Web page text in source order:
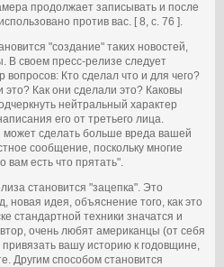
продолжает записывать и после
против вас. [ 8, c. 76 ].
"создание" таких новостей,
В своем пресс-релизе следует
вопросов: Кто сделал что и для чего?
это? Как они сделали это? Каковы
нейтральный характер
его от третьего лица.
сделать больше вреда вашей
сообщение, поскольку многие
вам есть что прятать".
становится "зацепка". Это
новая идея, объяснение того, как это
стандартной техники значатся и
очень любят американцы (от себя
вашу историю к годовщине,
Другим способом становится